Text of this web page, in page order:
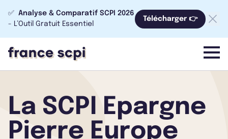
✅ Analyse & Comparatif SCPI 2026
- L’Outil Gratuit Essentiel
Télécharger 👉
menu
La SCPI Epargne
Pierre Europe